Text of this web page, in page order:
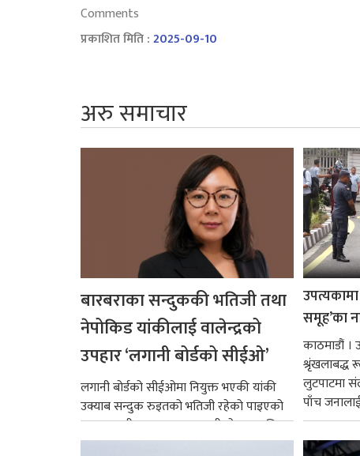
Comments
प्रकाशित मिति :2025-09-10
अरु समाचार
बारबराका सन्दुककी भतिजी तथा
नेपोकिड यांकीलाई वालेन्द्रको
उपहार ‘लगानी बोर्डको सीईओ’
लगानी बोर्डको सीईओमा नियुक्त भएकी यांकी
उक्याब सन्दुक रुइतको भतिजी रहेको पाइएको
छ। तत्कालीन समयमा महाकालीको अञ्चलाधिश
नै बनेका जोन...
समूह’का
काठमाडौं ।
श्रृंखलाबद्ध
लुटपाटमा
पाँच